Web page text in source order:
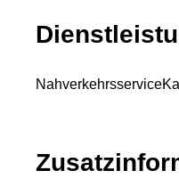
Nahverkehrsservice